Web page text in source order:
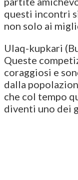
questi incontri
non solo ai
Ulaq-kupkari
Queste
coraggiosi e
dalla
che col tempo
diventi uno dei